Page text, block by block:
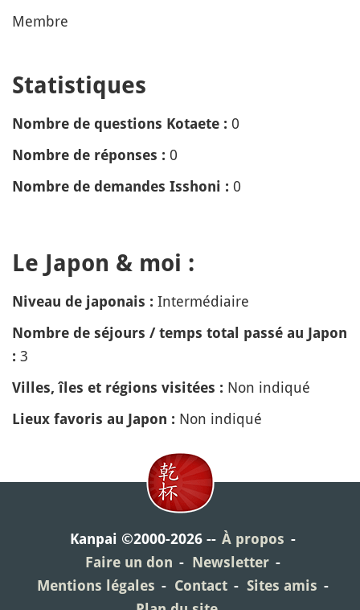
Membre
Statistiques
Nombre de questions Kotaete : 0
Nombre de réponses : 0
Nombre de demandes Isshoni : 0
Le Japon & moi :
Niveau de japonais : Intermédiaire
Nombre de séjours / temps total passé au Japon
: 3
Villes, îles et régions visitées : Non indiqué
Lieux favoris au Japon : Non indiqué
Kanpai ©2000-2026
À propos
Faire un don
Newsletter
Mentions légales
Contact
Sites amis